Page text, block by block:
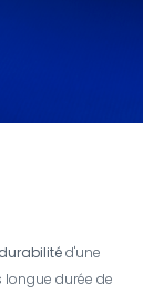
durabilitéd'une
durée de